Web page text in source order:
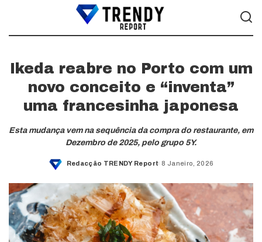
Ikeda reabre no Porto com um
novo conceito e “inventa”
uma francesinha japonesa
Esta mudança vem na sequência da compra do restaurante, em
Dezembro de 2025, pelo grupo 5Y.
Posted
Redacção TRENDY Report 8 Janeiro, 2026